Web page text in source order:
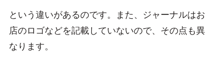
という違いがあるのです。また、ジャーナルはお
店のロゴなどを記載していないので、その点も異
なります。